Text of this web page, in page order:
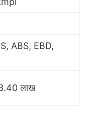
ABS, EBD,
लाख